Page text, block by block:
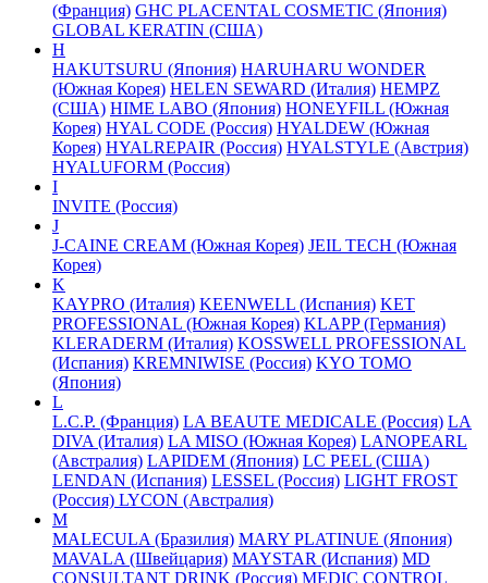
(Франция) GHC PLACENTAL COSMETIC (Япония)
GLOBAL KERATIN (США)
H
HAKUTSURU (Япония) HARUHARU WONDER
(Южная Корея) HELEN SEWARD (Италия) HEMPZ
(США) HIME LABO (Япония) HONEYFILL (Южная
Корея) HYAL CODE (Россия) HYALDEW (Южная
Корея) HYALREPAIR (Россия) HYALSTYLE (Австрия)
HYALUFORM (Россия)
I
INVITE (Россия)
J
J-CAINE CREAM (Южная Корея) JEIL TECH (Южная
Корея)
K
KAYPRO (Италия) KEENWELL (Испания) KET
PROFESSIONAL (Южная Корея) KLAPP (Германия)
KLERADERM (Италия) KOSSWELL PROFESSIONAL
(Испания) KREMNIWISE (Россия) KYO TOMO
(Япония)
L
L.C.P. (Франция) LA BEAUTE MEDICALE (Россия) LA
DIVA (Италия) LA MISO (Южная Корея) LANOPEARL
(Австралия) LAPIDEM (Япония) LC PEEL (США)
LENDAN (Испания) LESSEL (Россия) LIGHT FROST
(Россия) LYCON (Австралия)
M
MALECULA (Бразилия) MARY PLATINUE (Япония)
MAVALA (Швейцария) MAYSTAR (Испания) MD
CONSULTANT DRINK (Россия) MEDIC CONTROL